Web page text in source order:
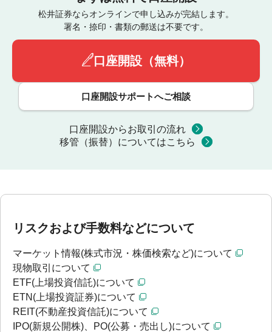
松井証券ならオンラインで申し込みが完結します。
署名・捺印・書類の郵送は不要です。
口座開設（無料）
口座開設サポートへご相談
口座開設からお取引の流れ
移管（振替）についてはこちら
リスクおよび手数料などについて
マーケット情報(株式市況・株価検索など)について
現物取引について
ETF(上場投資信託)について
ETN(上場投資証券)について
REIT(不動産投資信託)について
IPO(新規公開株)、PO(公募・売出し)について